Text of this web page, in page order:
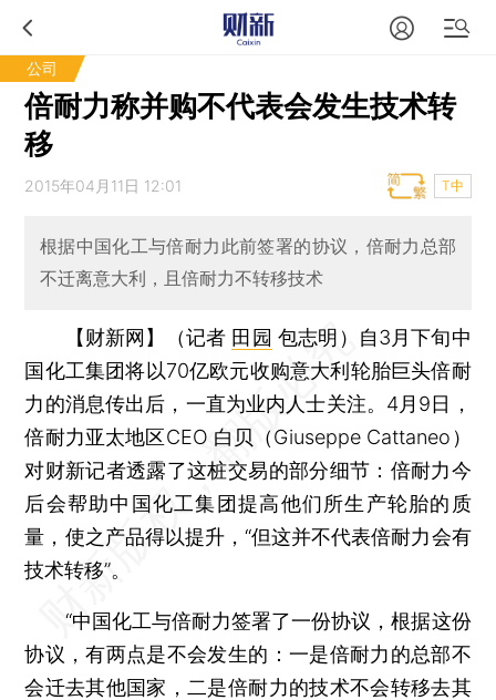
公司
倍耐力称并购不代表会发生技术转
移
2015年04月11日 12:01 T中
根据中国化工与倍耐力此前签署的协议，倍耐力总部
不迁离意大利，且倍耐力不转移技术
【财新网】（记者 田园 包志明）
自3月下旬中
国化工集团将以70亿欧元收购意大利轮胎巨头倍耐
力的消息传出后，一直为业内人士关注。4月9日，
倍耐力亚太地区CEO 白贝（Giuseppe Cattaneo）
对财新记者透露了这桩交易的部分细节：倍耐力今
后会帮助中国化工集团提高他们所生产轮胎的质
量，使之产品得以提升，“但这并不代表倍耐力会有
技术转移”。
“中国化工与倍耐力签署了一份协议，根据这份
协议，有两点是不会发生的：一是倍耐力的总部不
会迁去其他国家，二是倍耐力的技术不会转移去其